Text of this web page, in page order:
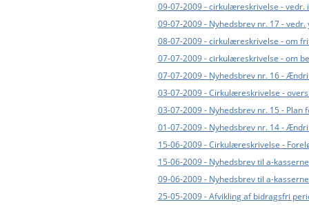
09-07-2009 - cirkulæreskrivelse - vedr.
09-07-2009 - Nyhedsbrev nr. 17 -
08-07-2009 - cirkulæreskrivelse - om
07-07-2009 - cirkulæreskrivelse - om
07-07-2009 - Nyhedsbrev nr. 16 -
03-07-2009 - Cirkulæreskrivelse -
03-07-2009 - Nyhedsbrev nr. 15 - Plan
01-07-2009 - Nyhedsbrev nr. 14 -
15-06-2009 - Cirkulæreskrivelse -
15-06-2009 - Nyhedsbrev til a-
09-06-2009 - Nyhedsbrev til a-
25-05-2009 - Afvikling af bidragsfri